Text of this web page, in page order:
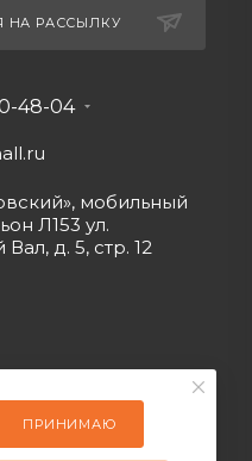
НА РАССЫЛКУ
48-04
мобильный
Л153 ул.
д. 5, стр. 12
ПРИНИМАЮ